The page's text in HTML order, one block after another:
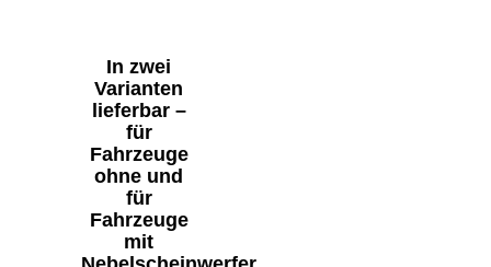
In zwei
Varianten
lieferbar –
für
Fahrzeuge
ohne und
für
Fahrzeuge
mit